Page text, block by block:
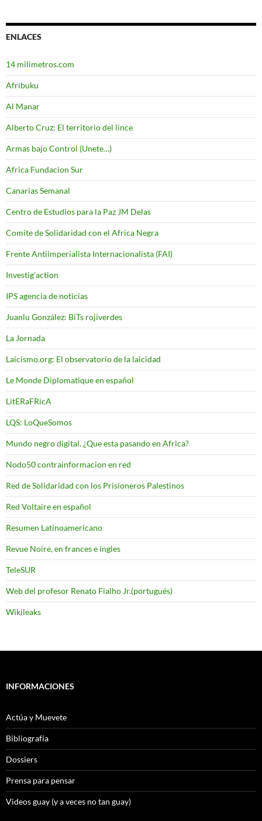
ENLACES
14 milimetros.com
Afribuku
Al Manar
Alberto Cruz: El territorio del lince
Armas bajo Control (Unete…)
Africa Fundacion Sur
Canarias Semanal
Centro de Estudios para la Paz JM Delas
Comite de Solidaridad con el Africa Negra
Frente Antiimperialista Internacionalista (FAI)
Investig'action
IPS agencia de noticias
Juanlu González: BiTs rojiverdes
La Jornada
Laicismo.org: El observatorio de la laicidad
Le Monde Diplomatique en español
LitERaFRicA
LQS: LoQueSomos
Mundo negro digital. ¿Que esta pasando en Africa?
Nodo50 contrainformacion en red
Red de Solidaridad con los Prisioneros Palestinos
Red Voltaire en español
Resumen Latinoamericano
Revue Noire, en frances e ingles
TeleSUR
Web del profesor Renato Fialho Jr.(portugués)
Wikileaks
INFORMACIONES
Actúa y Muevete
Bibliografía
Dossiers
Prensa para pensar
Videos guay (y a veces no tan guay)